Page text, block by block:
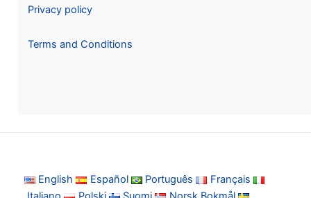
Privacy policy
Terms and Conditions
English Español Português
Français